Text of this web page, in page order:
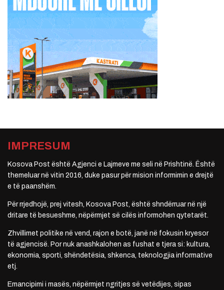
IMPRESUM
Kosova Post është Agjenci e Lajmeve me seli në Prishtinë. Është
themeluar në vitin 2016, duke pasur për mision informimin e drejtë
e të paanshëm.
Për rrjedhojë, prej vitesh, Kosova Post, është shndërruar në një
dritare të besueshme, nëpërmjet së cilës informohen qytetarët.
Zhvillimet politike në vend, rajon e botë, janë në fokusin kryesor
të agjencisë. Por nuk anashkalohen as fushat e tjera si: kultura,
ekonomia, sporti, shëndetësia, shkenca, teknologjia informative
etj.
Emancipimi i masës, nëpërmjet ngritjes së vetëdijes, sipas